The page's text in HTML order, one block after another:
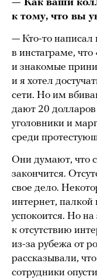
— Как ваши
к тому, что вы
— Кто-то написал
в инстаграме,
и знакомые
и я хотел
сети. Но им
дают 20
уголовники и
среди
Они думают, что
закончится.
свое дело.
интернет, палкой
успокоится. Но
к отсутствию
из-за рубежа от
рассказывали,
сотрудники